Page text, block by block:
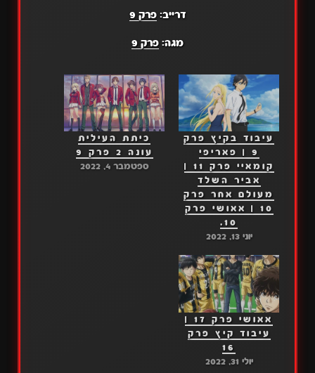
דרייב:פרק 9
מגה: פרק 9
עיבוד בקיץ פרק
9 | פאריפי
קומאיי פרק 11 |
אביר השלד
מעולם אחר פרק
10 | אאושי פרק
10.
יוני 13, 2022
כיתת העילית
עונה 2 פרק 9
ספטמבר 4, 2022
אאושי פרק 17 |
עיבוד קיץ פרק
16
יולי 31, 2022